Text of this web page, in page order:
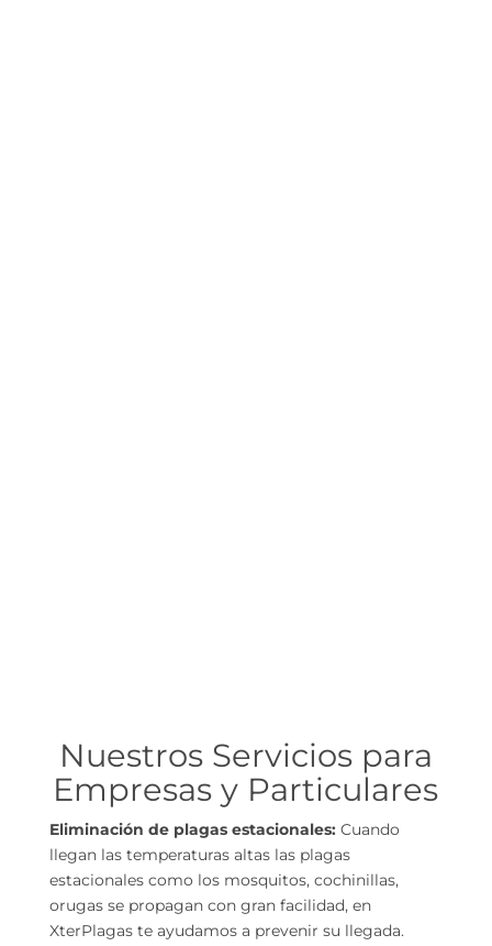
Nuestros Servicios para
Empresas y Particulares
Eliminación de plagas estacionales: Cuando
llegan las temperaturas altas las plagas
estacionales como los mosquitos, cochinillas,
orugas se propagan con gran facilidad, en
XterPlagas te ayudamos a prevenir su llegada.